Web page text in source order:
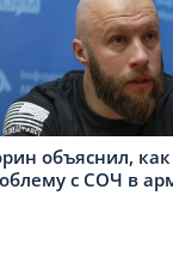
объяснил,
с СОЧ в